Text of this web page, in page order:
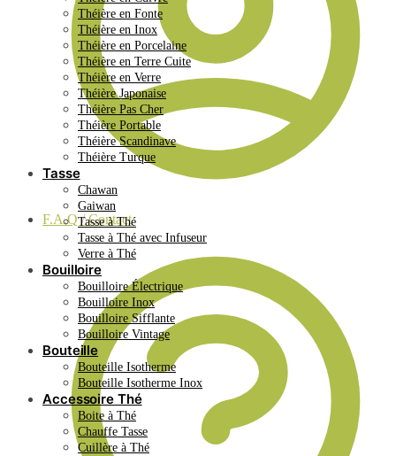
F.A.Q / Contact
Théière en Fonte
Théière en Inox
Théière en Porcelaine
Théière en Terre Cuite
Théière en Verre
Théière Japonaise
Théière Pas Cher
Théière Portable
Théière Scandinave
Théière Turque
Tasse
Chawan
Gaiwan
Tasse à Thé
Tasse à Thé avec Infuseur
Verre à Thé
Bouilloire
Bouilloire Électrique
Bouilloire Inox
Bouilloire Sifflante
Bouilloire Vintage
Bouteille
Bouteille Isotherme
Bouteille Isotherme Inox
Accessoire Thé
Boite à Thé
Chauffe Tasse
Cuillère à Thé